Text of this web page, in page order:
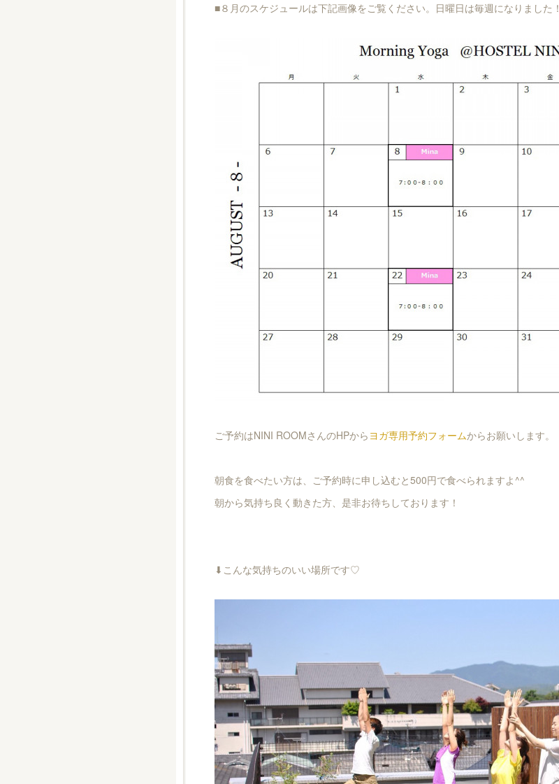
■８月のスケジュールは下記画像をご覧ください。日曜日は毎週になりました！
ご予約はNINI ROOMさんのHPから ヨガ専用予約フォームからお願いします。
朝食を食べたい方は、ご予約時に申し込むと500円で食べられますよ^^
朝から気持ち良く動きた方、是非お待ちしております！
⬇︎こんな気持ちのいい場所です♡